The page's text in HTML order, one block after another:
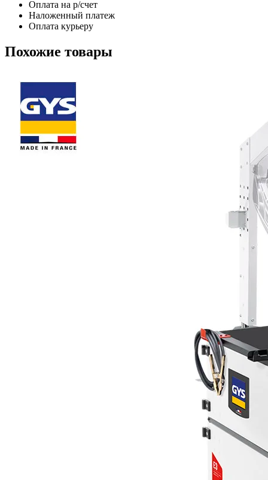
Оплата на р/счет
Наложенный платеж
Оплата курьеру
Похожие товары